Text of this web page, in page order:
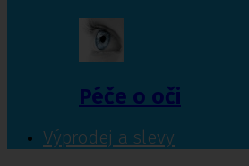
Péče o oči
Výprodej a slevy